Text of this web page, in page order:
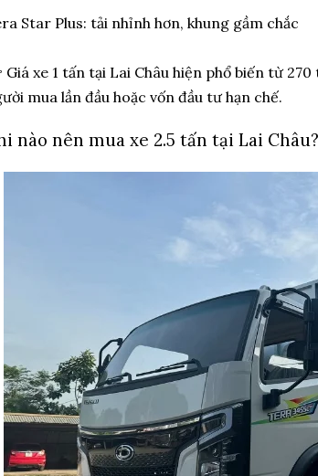
Star Plus: tải nhỉnh hơn, khung gầm chắc
Giá xe 1 tấn tại Lai Châu hiện phổ biến từ
mua lần đầu hoặc vốn đầu tư hạn chế.
nào nên mua xe 2.5 tấn tại Lai Châu?